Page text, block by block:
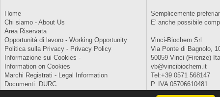
Home
Chi siamo - About Us
Area Riservata
Opportunità di lavoro - Working Opportunity
Politica sulla Privacy - Privacy Policy
Informazione sui Cookies -
Information on Cookies
Marchi Registrati - Legal Information
Documenti: DURC
Semplicemente
E' anche possibile
Vinci-Biochem Srl
Via Ponte di Bagnolo,
50059 Vinci (Firenze)
vb@vincibiochem.it
Tel:+39 0571 568147
P. IVA 05706610481